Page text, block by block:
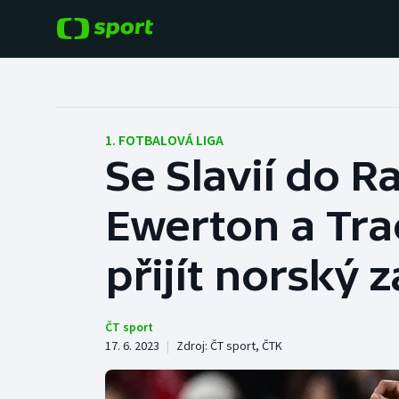
Hokej
Tenis
Atletika
Cyklistika
Baseball a softbal
Basketbal
Biatlon
1. FOTBALOVÁ LIGA
Se Slavií do
Ewerton a
přijít norský
ČT sport
17. 6. 2023 | Zdroj: ČT sport, ČTK